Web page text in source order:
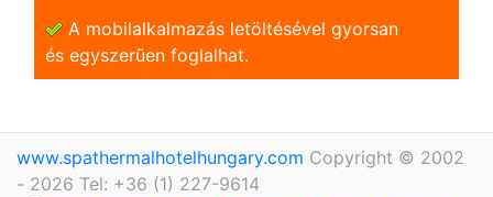
A mobilalkalmazás letöltésével gyorsan
és egyszerũen foglalhat.
www.spathermalhotelhungary.com Copyright © 2002
- 2026 Tel: +36 (1) 227-9614